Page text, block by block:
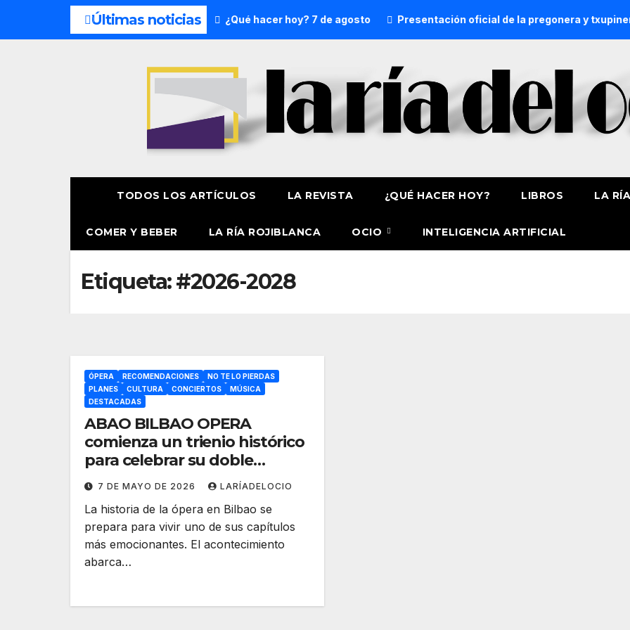
Últimas noticias
del fin de semana: 8 y 9 de agosto ¿Qué hacer hoy? 7 de agosto Presentación oficial de la pregonera y txupinera
TODOS LOS ARTÍCULOS LA REVISTA ¿QUÉ HACER HOY? LIBROS LA
COMER Y BEBER LA RÍA ROJIBLANCA OCIO INTELIGENCIA ARTIFICIAL
Etiqueta:#2026-2028
ÓPERA RECOMENDACIONES
NO TE LO PIERDAS
PLANES
CULTURA CONCIERTOS
MÚSICA
DESTACADAS
ABAO BILBAO OPERA
comienza un trienio histórico
para celebrar su doble
aniversario
7 DE MAYO DE 2026 LARÍADELOCIO
La historia de la ópera en Bilbao se
prepara para vivir uno de sus capítulos
más emocionantes. El acontecimiento
abarca…